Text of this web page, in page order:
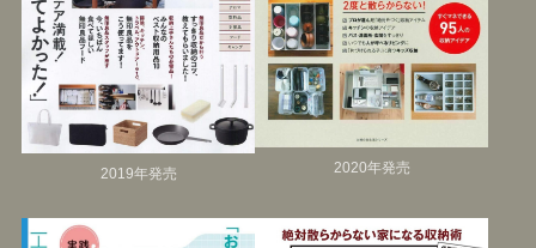
2019年発売 2020年発売